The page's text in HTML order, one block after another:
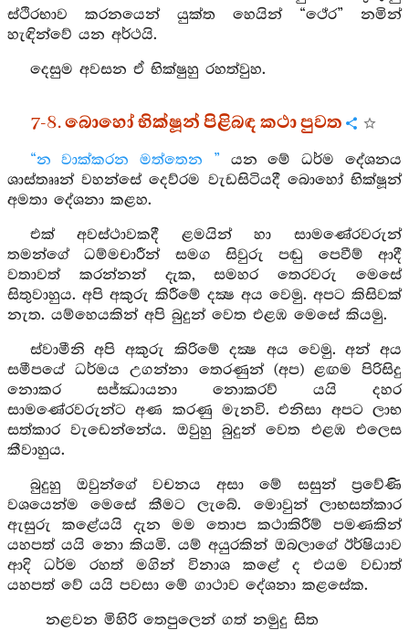
ස්ථිරභාව කරනයෙන් යුක්ත හෙයින් “ථේර” නමින්
හැඳින්වේ යන අර්ථයි.
දෙසුම අවසන ඒ භික්ෂුහු රහත්වුහ.
7-8. බොහෝ භික්ෂූන් පිළිබඳ කථා පුවත
“න වාක්කරන මත්තෙන ” යන මේ ධර්ම දේශනය
ශාස්තෲන් වහන්සේ දෙව්රම වැඩසිටියදී බොහෝ භික්ෂූන්
අමතා දේශනා කළහ.
එක් අවස්ථාවකදී ළමයින් හා සාමණේරවරුන්
තමන්ගේ ධම්මචාරීන් සමග සිවුරු පඬු පෙවීම් ආදී
වතාවත් කරන්නන් දැක, සමහර තෙරවරු මෙසේ
සිතුවාහුය. අපි අකුරු කිරීමේ දක්‍ෂ අය වෙමු. අපට කිසිවක්
නැත. යම්හෙයකින් අපි බුදුන් වෙත එළඹ මෙසේ කියමු.
ස්වාමීනි අපි අකුරු කිරිමේ දක්‍ෂ අය වෙමු. අන් අය
සමීපයේ ධර්මය උගන්නා තෙරණුන් (අප) ළඟම පිරිසිදු
නොකර සජ්‍ඣායනා නොකරව් යයි දහර
සාමණේරවරුන්ට අණ කරණු මැනවි. එනිසා අපට ලාභ
සත්කාර වැඩෙන්නේය. ඔවුහු බුදුන් වෙත එළඹ එලෙස
කීවාහුය.
බුදුහු ඔවුන්ගේ වචනය අසා මේ සසුන් ප්‍රවේණි
වශයෙන්ම මෙසේ කීමට ලැබේ. මොවුන් ලාභසත්කාර
ඇසුරු කළේයයි දැන මම තොප කථාකිරීම් පමණකින්
යහපත් යයි නො කියමි. යම් අයුරකින් ඔබලාගේ ඊර්ෂියාව
ආදි ධර්ම රහත් මගින් විනාශ කළේ ද එයම වඩාත්
යහපත් වේ යයි පවසා මේ ගාථාව දේශනා කළසේක.
නළවන මිහිරි තෙපුලෙන් ගත් නමුදු සිත